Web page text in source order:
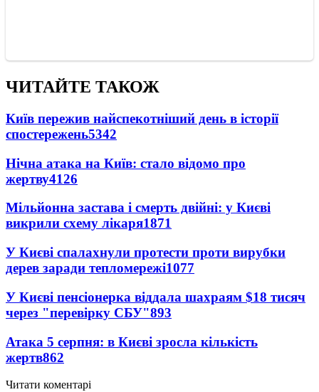
ЧИТАЙТЕ ТАКОЖ
Київ пережив найспекотніший день в історії
спостережень5342
Нічна атака на Київ: стало відомо про
жертву4126
Мільйонна застава і смерть двійні: у Києві
викрили схему лікаря1871
У Києві спалахнули протести проти вирубки
дерев заради тепломережі1077
У Києві пенсіонерка віддала шахраям $18 тисяч
через "перевірку СБУ"893
Атака 5 серпня: в Києві зросла кількість
жертв862
Читати коментарі